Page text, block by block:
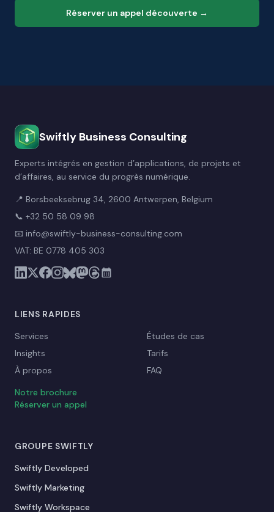
Réserver un appel découverte →
Swiftly Business Consulting
Experts intégrés en gestion d’applications, de projets et
d’affaires, au service du progrès numérique.
📍 Borsbeeksebrug 34, 2600 Antwerpen, Belgium
📞 +32 50 58 09 98
📧 info@swiftly-business-consulting.com
VAT: BE 0778 405 303
LIENS RAPIDES
Services
Études de cas
Insights
Tarifs
À propos
FAQ
Notre brochure
Réserver un appel
GROUPE SWIFTLY
Swiftly Developed
Swiftly Marketing
Swiftly Workspace